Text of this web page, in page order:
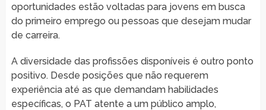
oportunidades estão voltadas para jovens em busca
do primeiro emprego ou pessoas que desejam mudar
de carreira.
A diversidade das profissões disponíveis é outro ponto
positivo. Desde posições que não requerem
experiência até as que demandam habilidades
específicas, o PAT atente a um público amplo,